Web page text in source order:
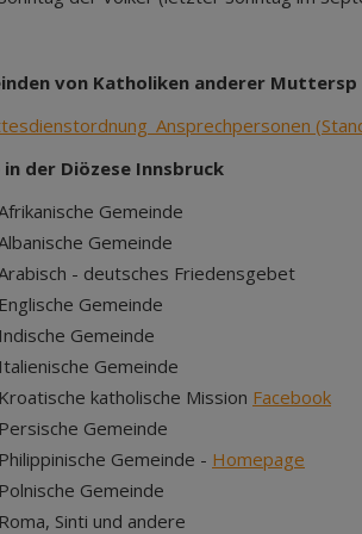
von Katholiken anderer Muttersp
in der Diözese Innsbruck
Gemeinde
Gemeinde
- deutsches Friedensgebet
Englische Gemeinde
Indische Gemeinde
Italienische Gemeinde
Kroatische katholische Mission Facebook
Persische Gemeinde
Philippinische Gemeinde - Homepage
Polnische Gemeinde
Roma, Sinti und andere